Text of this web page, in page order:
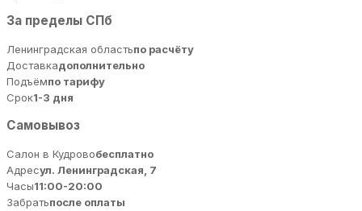
За пределы СПб
Ленинградская областьпо расчёту
Доставкадополнительно
Подъёмпо тарифу
Срок1-3 дня
Самовывоз
Салон в Кудровобесплатно
Адресул. Ленинградская, 7
Часы11:00-20:00
Забратьпосле оплаты